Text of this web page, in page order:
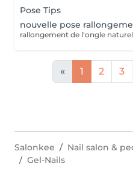
Pose Tips
nouvelle pose
rallongement de l'ongle
« 1 2 3
Salonkee Nail salon &
Gel-Nails